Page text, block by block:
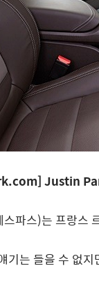
Justin
파스)는 프랑스
기는 들을 수 없